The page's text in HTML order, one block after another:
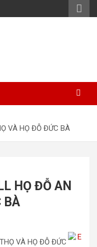
VÀ HỌ ĐỖ ĐỨC BÀ
HỌ ĐỖ AN
BÀ
VÀ HỌ ĐỖ ĐỨC